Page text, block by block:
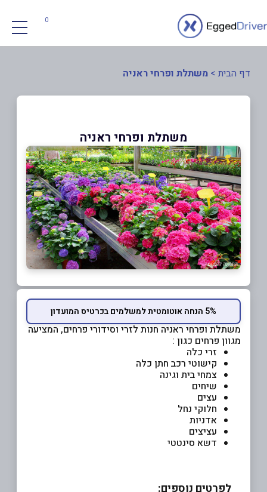
0
דף הבית > משתלת ופרחי ראניה
משתלת ופרחי ראניה
5% הנחה אוטומטית למשלמים בכרטיס המועדון
משתלת ופרחי ראניה חנות לזרי וסידורי פרחים, המציעה
מגוון פרחים כגון :
זרי כלה
קישוטי רכב חתן כלה
צמחי בית וגינה
שיחים
עצים
חלוקי נחל
אדניות
עציצים
דשא סינטטי
לפרטים נוספים: